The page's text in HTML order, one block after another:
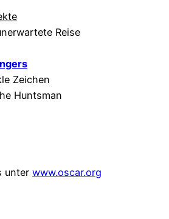
Reise
Zeichen
Huntsman
unter www.oscar.org